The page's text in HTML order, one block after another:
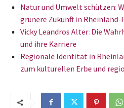
Natur und Umwelt schützen:
grünere Zukunft in
Vicky Leandros Alter: Die
und ihre Karriere
Regionale Identität in
zum kulturellen Erbe und